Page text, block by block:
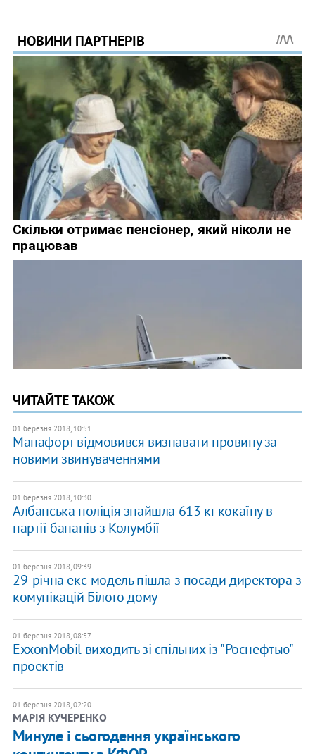
ЧИТАЙТЕ ТАКОЖ
01 березня 2018, 10:51
Манафорт відмовився визнавати провину за
новими звинуваченнями
01 березня 2018, 10:30
Албанська поліція знайшла 613 кг кокаїну в
партії бананів з Колумбії
01 березня 2018, 09:39
29-річна екс-модель пішла з посади директора з
комунікацій Білого дому
01 березня 2018, 08:57
ExxonMobil виходить зі спільних із "Роснефтью"
проектів
01 березня 2018, 02:20
МАРІЯ КУЧЕРЕНКО
Минуле і сьогодення українського